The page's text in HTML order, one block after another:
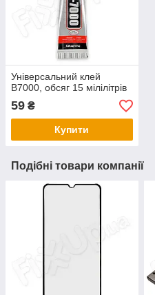
Універсальний клей
B7000, обсяг 15 мілілітрів
59 ₴
Купити
Подібні товари компанії